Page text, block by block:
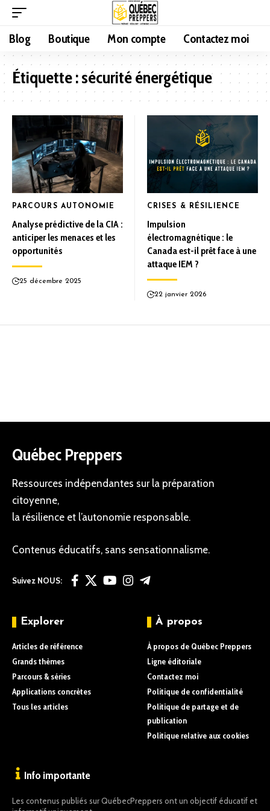
Blog Boutique Mon compte Contactez moi
Étiquette :sécurité énergétique
PARCOURS AUTONOMIE
Analyse prédictive de la CIA :
anticiper les menaces et les
opportunités
25 décembre 2025
CRISES & RÉSILIENCE
Impulsion
électromagnétique : le
Canada est-il prêt face à une
attaque IEM ?
22 janvier 2026
Québec Preppers
Ressources indépendantes sur la préparation
citoyenne,
la résilience et l’autonomie responsable.
Contenus éducatifs, sans sensationnalisme.
Suivez NOUS:
Explorer
Articles de référence
Grands thèmes
Parcours & séries
Applications concrètes
Tous les articles
À propos
À propos de Québec Preppers
Ligne éditoriale
Contactez moi
Politique de confidentialité
Politique de partage et de
publication
Politique relative aux cookies
Info importante
Les contenus publiés sur QuébecPreppers ont un objectif éducatif et